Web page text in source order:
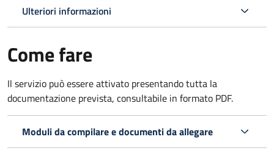
Ulteriori informazioni
Come fare
Il servizio può essere attivato presentando tutta la
documentazione prevista, consultabile in formato PDF.
Moduli da compilare e documenti da allegare